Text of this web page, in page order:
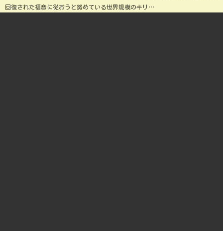
回復された福音に従おうと努めている世界規模のキリ…